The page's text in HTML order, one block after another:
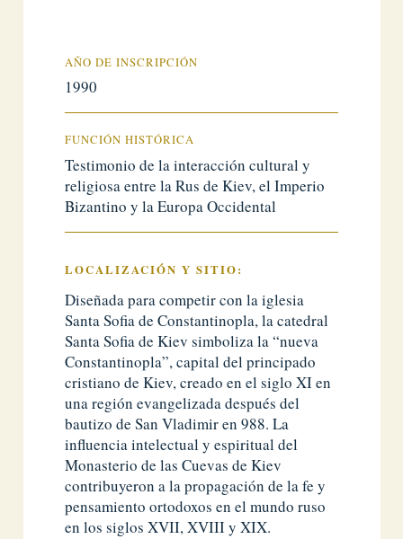
AÑO DE INSCRIPCIÓN
1990
FUNCIÓN HISTÓRICA
Testimonio de la interacción cultural y
religiosa entre la Rus de Kiev, el Imperio
Bizantino y la Europa Occidental
LOCALIZACIÓN YSITIO:
Diseñada para competir con la iglesia
Santa Sofia de Constantinopla, la catedral
Santa Sofia de Kiev simboliza la “nueva
Constantinopla”, capital del principado
cristiano de Kiev, creado en el siglo XI en
una región evangelizada después del
bautizo de San Vladimir en 988. La
influencia intelectual y espiritual del
Monasterio de las Cuevas de Kiev
contribuyeron a la propagación de la fe y
pensamiento ortodoxos en el mundo ruso
en los siglos XVII, XVIII y XIX.